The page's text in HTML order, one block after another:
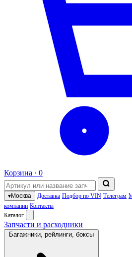
Корзина · 0
▾Москва Доставка Подбор по VIN Телеграм
компании Контакты
Каталог
Запчасти и расходники
Багажники, рейлинги, боксы